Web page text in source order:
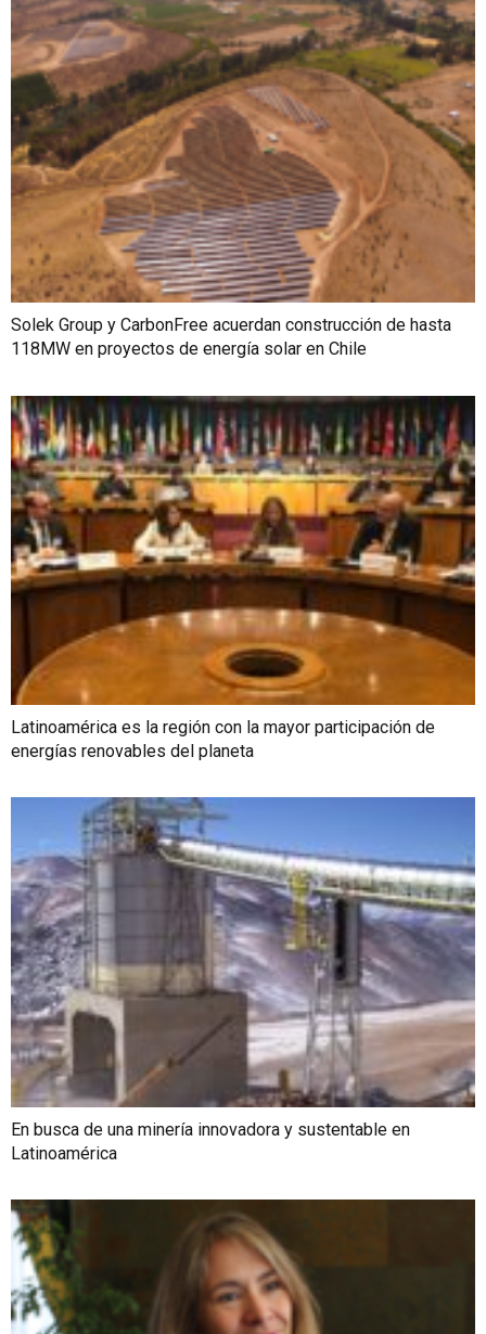
Solek Group y CarbonFree acuerdan construcción de hasta
118MW en proyectos de energía solar en Chile
Latinoamérica es la región con la mayor participación de
energías renovables del planeta
En busca de una minería innovadora y sustentable en
Latinoamérica